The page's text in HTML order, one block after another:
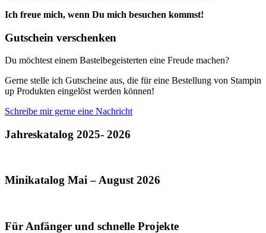
Ich freue mich, wenn Du mich besuchen kommst!
Gutschein verschenken
Du möchtest einem Bastelbegeisterten eine Freude machen?
Gerne stelle ich Gutscheine aus, die für eine Bestellung von Stampin
up Produkten eingelöst werden können!
Schreibe mir gerne eine Nachricht
Jahreskatalog 2025- 2026
Minikatalog Mai – August 2026
Für Anfänger und schnelle Projekte